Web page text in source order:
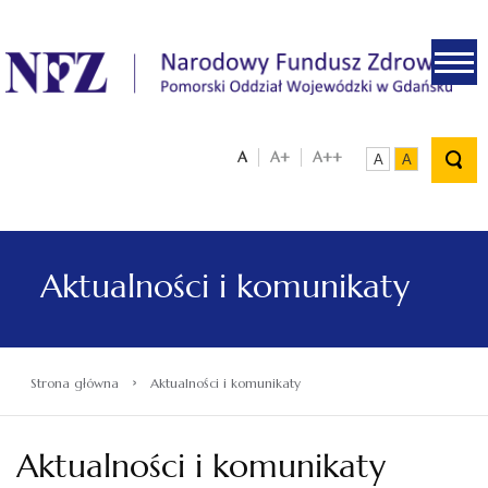
.
A A+ A++ A A
Aktualności i komunikaty
Strona główna › Aktualności i komunikaty
Aktualności i komunikaty